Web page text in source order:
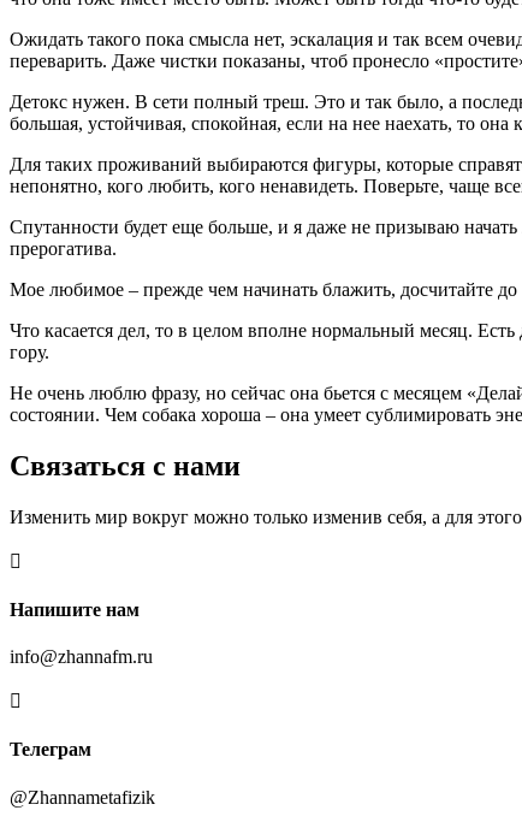
Ожидать такого пока смысла нет, эскалация и так всем
переварить. Даже чистки показаны, чтоб пронесло
Детокс нужен. В сети полный треш. Это и так было, а
большая, устойчивая, спокойная, если на нее наехать, то она
Для таких проживаний выбираются фигуры, которые
непонятно, кого любить, кого ненавидеть. Поверьте, чаще
Спутанности будет еще больше, и я даже не призываю
прерогатива.
Мое любимое – прежде чем начинать блажить, досчитайте
Что касается дел, то в целом вполне нормальный месяц.
гору.
Не очень люблю фразу, но сейчас она бьется с месяцем
состоянии. Чем собака хороша – она умеет сублимировать
Связаться с нами
Изменить мир вокруг можно только изменив себя, а для

Напишите нам
info@zhannafm.ru

Телеграм
@Zhannametafizik